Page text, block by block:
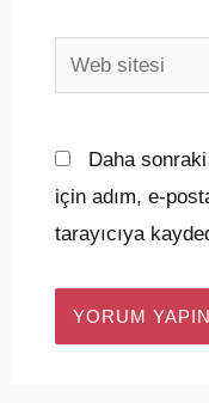
Web
sitesi
Daha sonraki
için adım, e-
tarayıcıya